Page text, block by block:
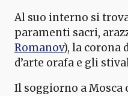
Al suo interno si
paramenti sacri,
Romanov), la corona
d’arte orafa e gli
Il soggiorno a Mosca